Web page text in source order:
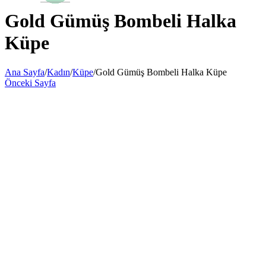
Gold Gümüş Bombeli Halka
Küpe
Ana Sayfa/Kadın/Küpe/Gold Gümüş Bombeli Halka Küpe
Önceki Sayfa